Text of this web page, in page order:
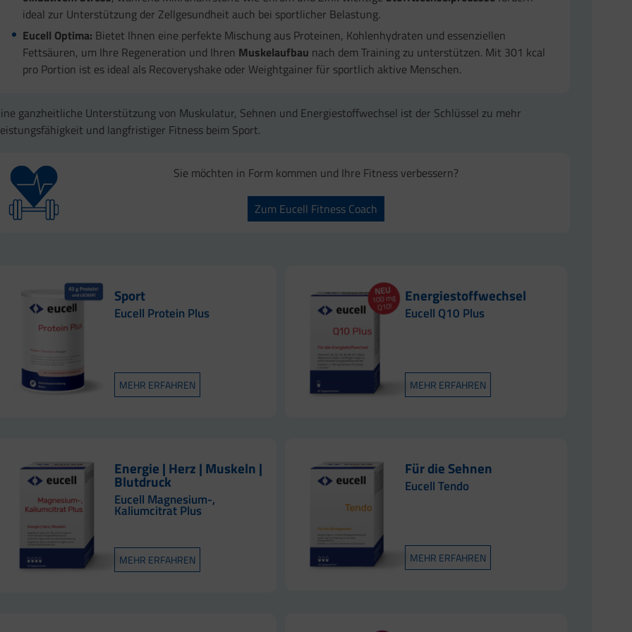
ideal zur Unterstützung der Zellgesundheit auch bei sportlicher Belastung.
Eucell Optima: Bietet Ihnen eine perfekte Mischung aus Proteinen, Kohlenhydraten und essenziellen
Fettsäuren, um Ihre Regeneration und Ihren Muskelaufbau nach dem Training zu unterstützen. Mit 301 kcal
pro Portion ist es ideal als Recoveryshake oder Weightgainer für sportlich aktive Menschen.
ganzheitliche Unterstützung von Muskulatur, Sehnen und Energiestoffwechsel ist der Schlüssel zu mehr
und langfristiger Fitness beim Sport.
Sie möchten in Form kommen und Ihre Fitness verbessern?
Zum Eucell Fitness Coach
Sport
Eucell Protein Plus
MEHR ERFAHREN
Energiestoffwechsel
Eucell Q10 Plus
MEHR ERFAHREN
Energie | Herz | Muskeln |
Blutdruck
Eucell Magnesium-,
Kaliumcitrat Plus
MEHR ERFAHREN
Für die Sehnen
Eucell Tendo
MEHR ERFAHREN